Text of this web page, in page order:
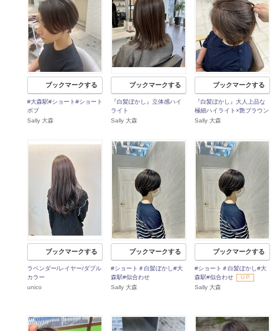
ブックマークする
#大森駅#ショート#ショート
ボブ
Sally 大森
ブックマークする
『白髪ぼかし』立体感ハイ
ライト
Sally 大森
ブックマークする
『白髪ぼかし』大人上品な
極細ハイライト×艶ブラウン
Sally 大森
ブックマークする
ラベンダー/レイヤー/ダブル
カラー
unico
ブックマークする
#ショート＃白髪ぼかし#大
森駅#似合わせ
Sally 大森
ブックマークする
#ショート＃白髪ぼかし#大
森駅#似合わせ
UP
Sally 大森